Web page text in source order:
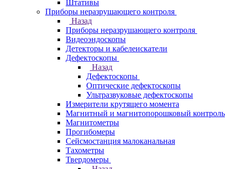
Штативы
Приборы неразрушающего контроля
Назад
Приборы неразрушающего контроля
Видеоэндоскопы
Детекторы и кабелеискатели
Дефектоскопы
Назад
Дефектоскопы
Оптические дефектоскопы
Ультразвуковые дефектоскопы
Измерители крутящего момента
Магнитный и магнитопорошковый контроль
Магнитометры
Прогибомеры
Сейсмостанция малоканальная
Тахометры
Твердомеры